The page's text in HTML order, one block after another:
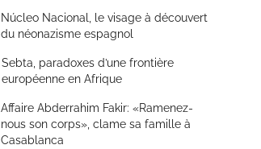
Núcleo Nacional, le visage à découvert
du néonazisme espagnol
Sebta, paradoxes d’une frontière
européenne en Afrique
Affaire Abderrahim Fakir: «Ramenez-
nous son corps», clame sa famille à
Casablanca